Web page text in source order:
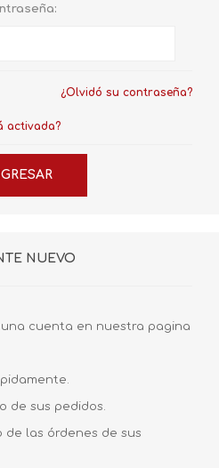
¿Olvidó su contraseña?
activada?
NUEVO
cuenta en nuestra pagina
de sus pedidos.
de las órdenes de sus